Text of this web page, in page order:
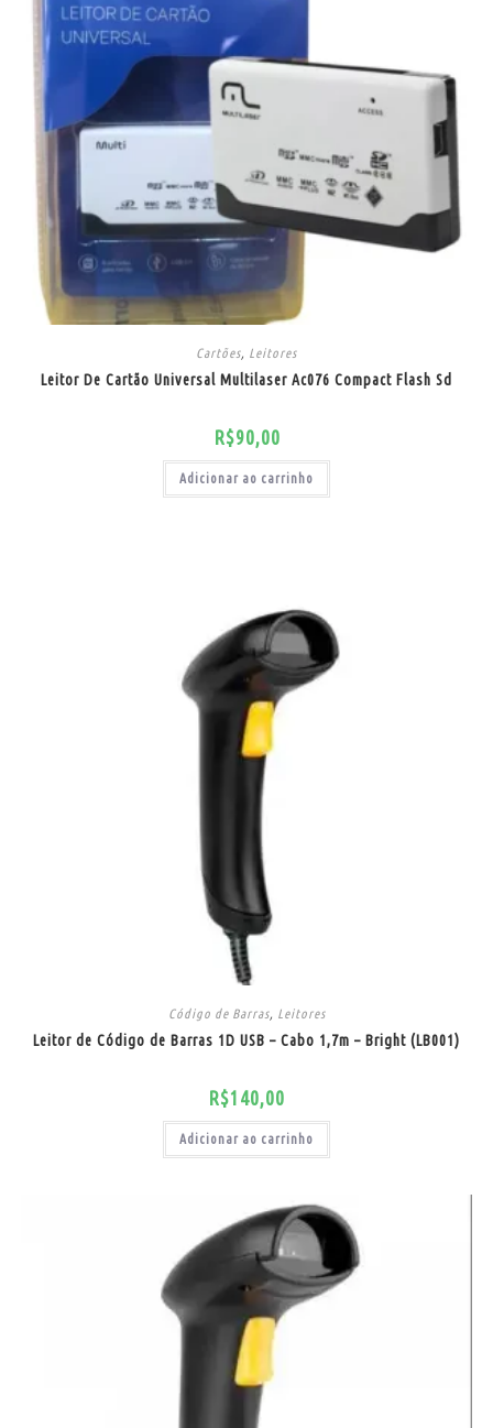
Cartões, Leitores
Leitor De Cartão Universal Multilaser Ac076 Compact Flash Sd
R$90,00
Adicionar ao carrinho
Código de Barras, Leitores
Leitor de Código de Barras 1D USB – Cabo 1,7m – Bright (LB001)
R$140,00
Adicionar ao carrinho